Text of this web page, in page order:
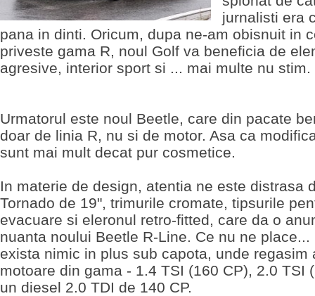
jurnalisti era
pana in dinti. Oricum, dupa ne-am obisnuit in
priveste gama R, noul Golf va beneficia de
agresive, interior sport si ... mai multe nu stim.
Urmatorul este noul Beetle, care din pacate
doar de linia R, nu si de motor. Asa ca
sunt mai mult decat pur cosmetice.
In materie de design, atentia ne este distrasa
Tornado de 19", trimurile cromate, tipsurile
evacuare si eleronul retro-fitted, care da o
nuanta noului Beetle R-Line. Ce nu ne place...
exista nimic in plus sub capota, unde regasim
motoare din gama - 1.4 TSI (160 CP), 2.0 TSI
un diesel 2.0 TDI de 140 CP.